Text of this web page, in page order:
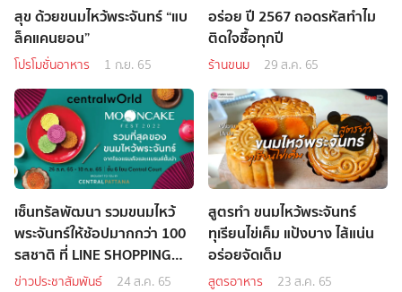
สุข ด้วยขนมไหว้พระจันทร์ “แบ
ล็คแคนยอน”
โปรโมชั่นอาหาร 1 ก.ย. 65
อร่อย ปี 2567 ถอดรหัสทำไม
ติดใจซื้อทุกปี
ร้านขนม 29 ส.ค. 65
เซ็นทรัลพัฒนา รวมขนมไหว้
พระจันทร์ให้ช้อปมากกว่า 100
รสชาติ ที่ LINE SHOPPING
และเซ็นทรัลเวิลด์
ข่าวประชาสัมพันธ์ 24 ส.ค. 65
สูตรทำ ขนมไหว้พระจันทร์
ทุเรียนไข่เค็ม แป้งบาง ไส้แน่น
อร่อยจัดเต็ม
สูตรอาหาร 23 ส.ค. 65